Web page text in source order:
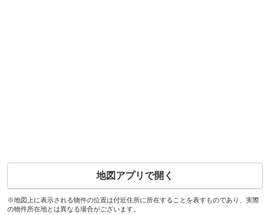
地図アプリで開く
※地図上に表示される物件の位置は付近住所に所在することを表すものであり、実際
の物件所在地とは異なる場合がございます。